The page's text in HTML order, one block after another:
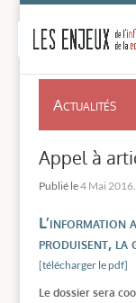
Actualités
Appel à
4 Mai 2016.
L’information
produisent, la
[télécharger le pdf]
Le dossier sera